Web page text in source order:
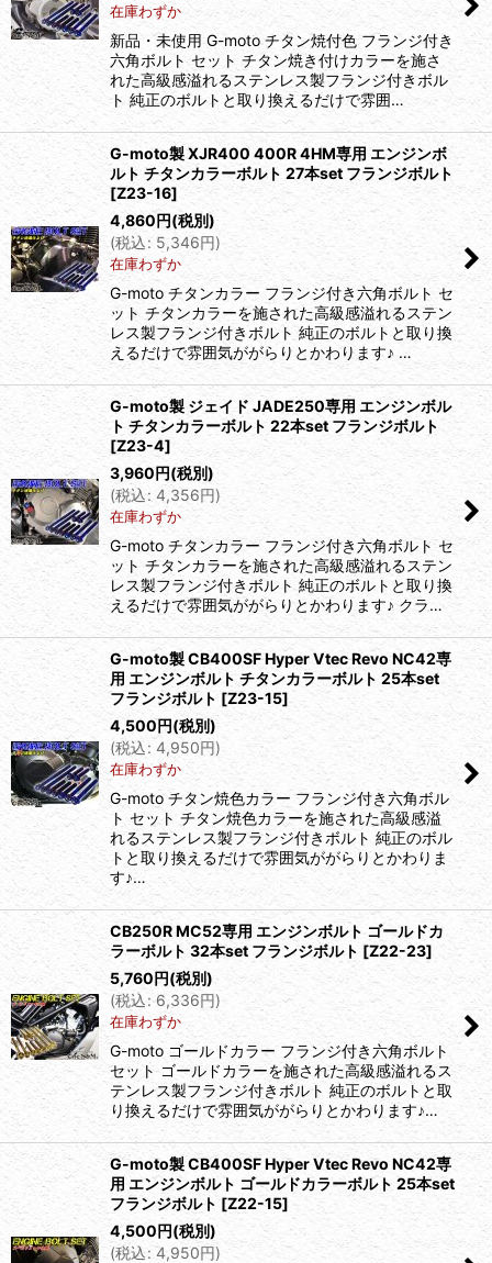
在庫わずか
新品・未使用 G-moto チタン焼付色 フランジ付き
六角ボルト セット チタン焼き付けカラーを施さ
れた高級感溢れるステンレス製フランジ付きボル
ト 純正のボルトと取り換えるだけで雰囲…
G-moto製 XJR400 400R 4HM専用 エンジンボ
ルト チタンカラーボルト 27本set フランジボルト
[Z23-16]
4,860円(税別)
(税込: 5,346円)
在庫わずか
G-moto チタンカラー フランジ付き六角ボルト セ
ット チタンカラーを施された高級感溢れるステン
レス製フランジ付きボルト 純正のボルトと取り換
えるだけで雰囲気ががらりとかわります♪ …
G-moto製 ジェイド JADE250専用 エンジンボル
ト チタンカラーボルト 22本set フランジボルト
[Z23-4]
3,960円(税別)
(税込: 4,356円)
在庫わずか
G-moto チタンカラー フランジ付き六角ボルト セ
ット チタンカラーを施された高級感溢れるステン
レス製フランジ付きボルト 純正のボルトと取り換
えるだけで雰囲気ががらりとかわります♪ クラ…
G-moto製 CB400SF Hyper Vtec Revo NC42専
用 エンジンボルト チタンカラーボルト 25本set
フランジボルト [Z23-15]
4,500円(税別)
(税込: 4,950円)
在庫わずか
G-moto チタン焼色カラー フランジ付き六角ボル
ト セット チタン焼色カラーを施された高級感溢
れるステンレス製フランジ付きボルト 純正のボル
トと取り換えるだけで雰囲気ががらりとかわりま
す♪…
CB250R MC52専用 エンジンボルト ゴールドカ
ラーボルト 32本set フランジボルト [Z22-23]
5,760円(税別)
(税込: 6,336円)
在庫わずか
G-moto ゴールドカラー フランジ付き六角ボルト
セット ゴールドカラーを施された高級感溢れるス
テンレス製フランジ付きボルト 純正のボルトと取
り換えるだけで雰囲気ががらりとかわります♪…
G-moto製 CB400SF Hyper Vtec Revo NC42専
用 エンジンボルト ゴールドカラーボルト 25本set
フランジボルト [Z22-15]
4,500円(税別)
(税込: 4,950円)